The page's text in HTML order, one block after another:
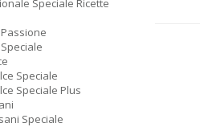
Speciale Ricette
Speciale
Speciale Plus
Speciale